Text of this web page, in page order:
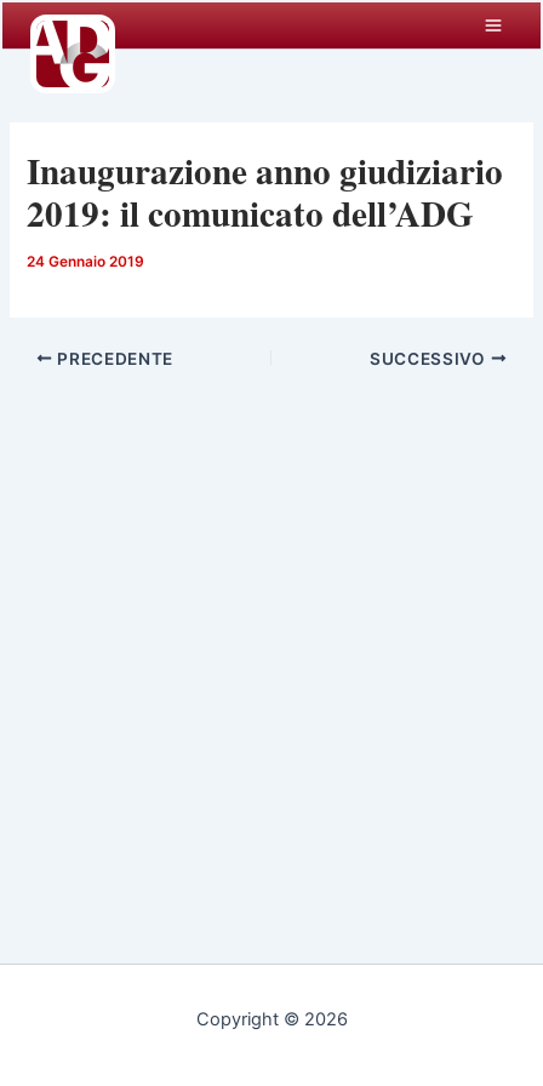
contenuto
Inaugurazione anno giudiziario
2019: il comunicato dell’ADG
24 Gennaio 2019
PRECEDENTE SUCCESSIVO
Copyright © 2026